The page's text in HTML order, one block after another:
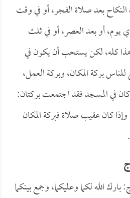
بعد صلاة الفجر، أو في وقت
يوم، أو بعد العصر، أو في ثلث
كله، لكن يستحب أن يكون في
بركة المكان، وبركة العمل،
في المسجد فقد اجتمعت بركتان:
كان عقيب صلاة فبركة المكان
الله لكما وعليكما، وجمع بينكما